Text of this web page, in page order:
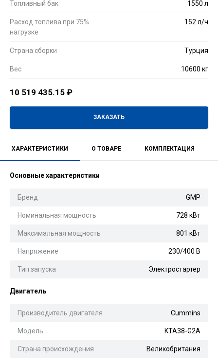
Топливный бак 1550 л
Расход топлива при 75%
нагрузке
152 л/ч
Страна сборки Турция
Вес 10600 кг
10 519 435.15 ₽
ЗАКАЗАТЬ
ХАРАКТЕРИСТИКИ О ТОВАРЕ КОМПЛЕКТАЦИЯ
Основные характеристики
Бренд GMP
Номинальная мощность 728 кВт
Максимальная мощность 801 кВт
Напряжение 230/400 В
Тип запуска Электростартер
Двигатель
Производитель двигателя Cummins
Модель KTA38-G2A
Страна происхождения Великобритания